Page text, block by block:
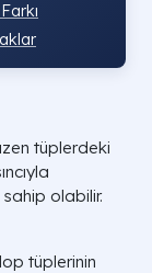
tüplerdeki
olabilir.
tüplerinin